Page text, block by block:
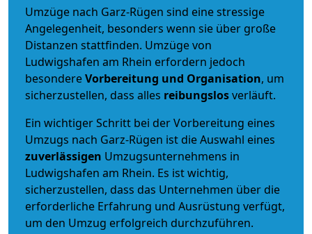
Umzüge nach Garz-Rügen sind eine stressige
Angelegenheit, besonders wenn sie über große
Distanzen stattfinden. Umzüge von
Ludwigshafen am Rhein erfordern jedoch
besondereVorbereitung und Organisation, um
sicherzustellen, dass alles reibungslosverläuft.
Ein wichtiger Schritt bei der Vorbereitung eines
Umzugs nach Garz-Rügen ist die Auswahl eines
zuverlässigen Umzugsunternehmens in
Ludwigshafen am Rhein. Es ist wichtig,
sicherzustellen, dass das Unternehmen über die
erforderliche Erfahrung und Ausrüstung verfügt,
um den Umzug erfolgreich durchzuführen.